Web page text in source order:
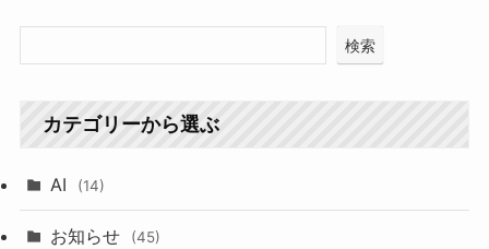
検索
カテゴリーから選ぶ
AI (14)
お知らせ (45)